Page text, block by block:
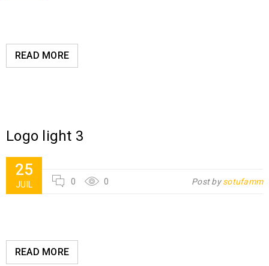
READ MORE
Logo light 3
25
JUIL 0 0 Post bysotufamm
READ MORE